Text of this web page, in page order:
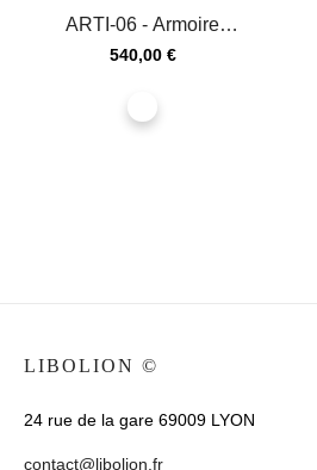
ARTI-06 - Armoire
coulissante 2 portes avec
Prix
540,00 €
LIBOLION ©
24 rue de la gare 69009 LYON
contact@libolion.fr